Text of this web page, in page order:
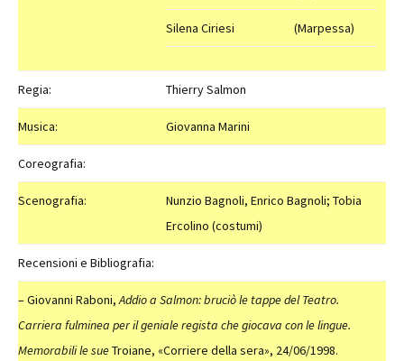
Silena Ciriesi (Marpessa)
Regia: Thierry Salmon
Musica: Giovanna Marini
Coreografia:
Scenografia:
Nunzio Bagnoli, Enrico Bagnoli; Tobia
Ercolino (costumi)
Recensioni e Bibliografia:
– Giovanni Raboni,Addio a Salmon: bruciò le tappe del Teatro.
Carriera fulminea per il geniale regista che giocava con le lingue.
Memorabili le sueTroiane, «Corriere della sera», 24/06/1998.